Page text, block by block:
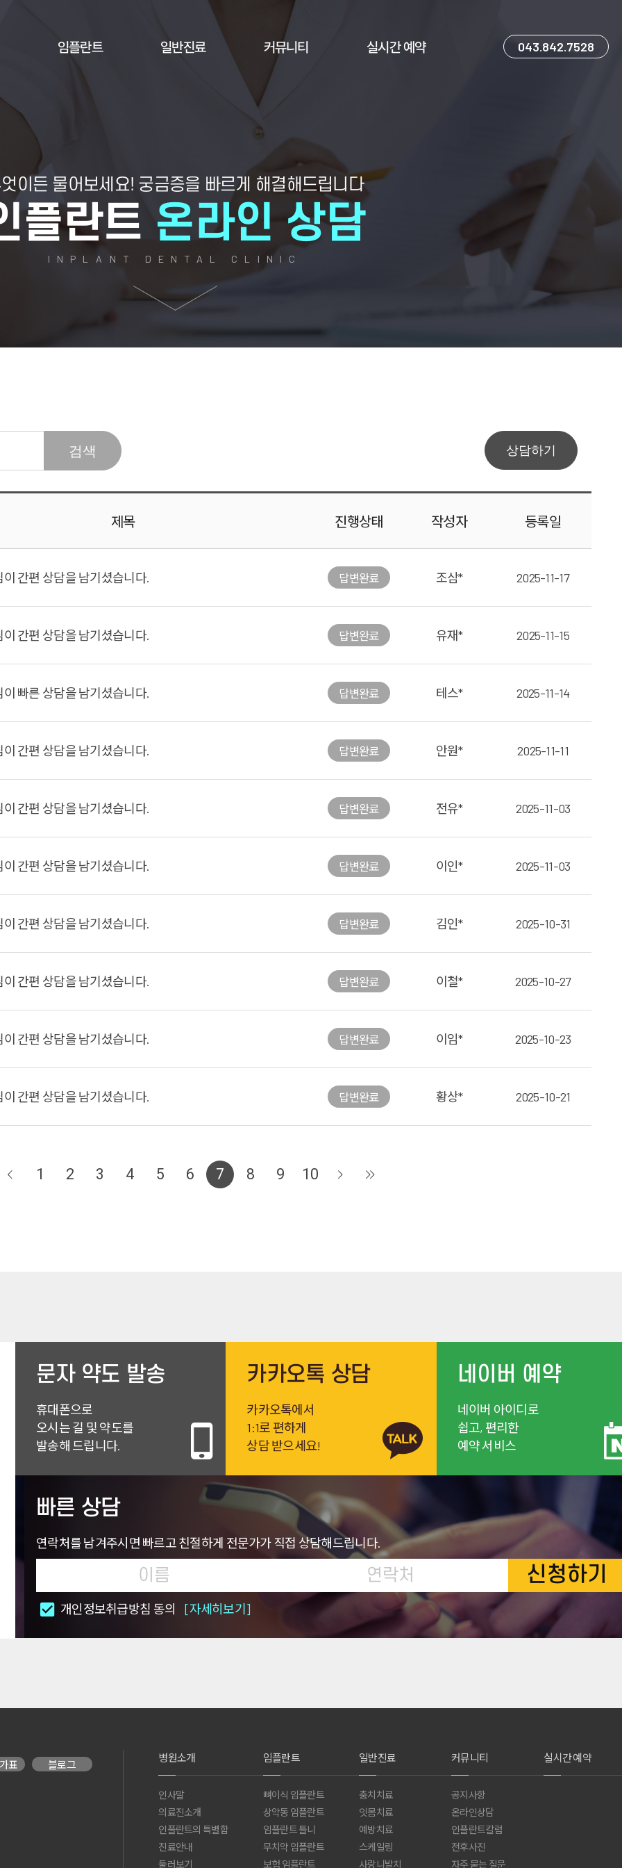
임플란트 일반진료 커뮤니티 실시간 예약 043.842.7528
이든 물어보세요! 궁금증을 빠르게 해결해드립니다
플란트 온라인 상담
INPLANT DENTAL CLINIC
상담하기
제목 진행상태 작성자 등록일
간편 상담을 남기셨습니다. 답변완료 조삼* 2025-11-17
간편 상담을 남기셨습니다. 답변완료 유재* 2025-11-15
빠른 상담을 남기셨습니다. 답변완료 테스* 2025-11-14
간편 상담을 남기셨습니다. 답변완료 안원* 2025-11-11
간편 상담을 남기셨습니다. 답변완료 전유* 2025-11-03
간편 상담을 남기셨습니다. 답변완료 이인* 2025-11-03
간편 상담을 남기셨습니다. 답변완료 김인* 2025-10-31
간편 상담을 남기셨습니다. 답변완료 이철* 2025-10-27
간편 상담을 남기셨습니다. 답변완료 이임* 2025-10-23
간편 상담을 남기셨습니다. 답변완료 황상* 2025-10-21
1 2 3 4 5 6 7 8 9 10
문자 약도 발송
휴대폰으로
오시는 길 및 약도를
발송해 드립니다.
카카오톡 상담
카카오톡에서
1:1로 편하게
상담 받으세요!
네이버 예약
네이버 아이디로
쉽고, 편리한
예약 서비스
빠른 상담
연락처를 남겨주시면 빠르고 친절하게 전문가가 직접 상담해드립니다.
신청하기
개인정보취급방침 동의 [자세히보기]
병원소개
인사말
의료진소개
인플란트의 특별함
진료안내
둘러보기
임플란트
뼈이식 임플란트
상악동 임플란트
임플란트 틀니
무치악 임플란트
보험 임플란트
일반진료
충치치료
잇몸치료
예방치료
스케일링
사랑니발치
커뮤니티
공지사항
온라인상담
인플란트칼럼
전후사진
자주 묻는 질문
실시간 예약
표 블로그